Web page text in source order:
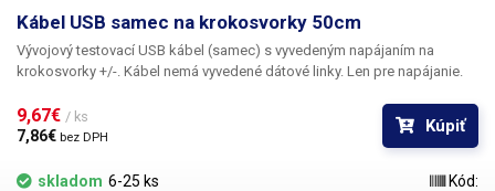
Kábel USB samec na krokosvorky 50cm
Vývojový testovací USB kábel (samec) s vyvedeným napájaním na
krokosvorky +/-. Kábel nemá vyvedené dátové linky. Len pre napájanie.
9,67€ / ks
7,86€ bez DPH
Kúpiť
skladom 6-25 ks
Kód: